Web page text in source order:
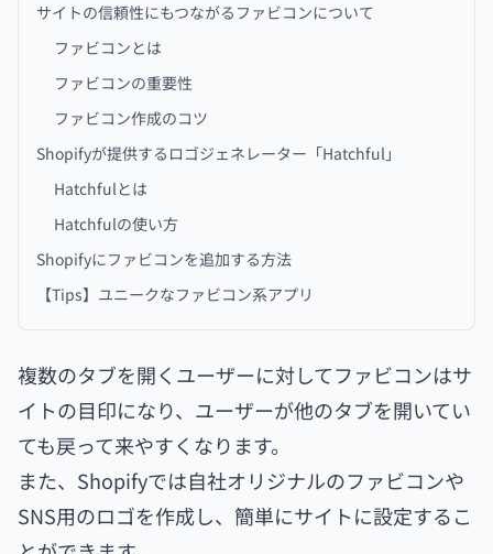
サイトの信頼性にもつながるファビコンについて
ファビコンとは
ファビコンの重要性
ファビコン作成のコツ
Shopifyが提供するロゴジェネレーター「Hatchful」
Hatchfulとは
Hatchfulの使い方
Shopifyにファビコンを追加する方法
【Tips】ユニークなファビコン系アプリ
複数のタブを開くユーザーに対してファビコンはサ
イトの目印になり、ユーザーが他のタブを開いてい
ても戻って来やすくなります。
また、Shopifyでは自社オリジナルのファビコンや
SNS用のロゴを作成し、簡単にサイトに設定するこ